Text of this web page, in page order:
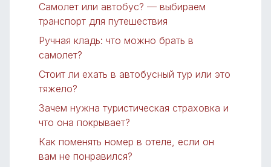
Самолет или автобус? — выбираем
транспорт для путешествия
Ручная кладь: что можно брать в
самолет?
Стоит ли ехать в автобусный тур или это
тяжело?
Зачем нужна туристическая страховка и
что она покрывает?
Как поменять номер в отеле, если он
вам не понравился?